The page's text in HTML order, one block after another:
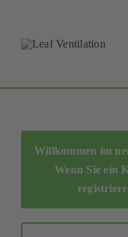
content
Willkommen im
Wenn Sie ein